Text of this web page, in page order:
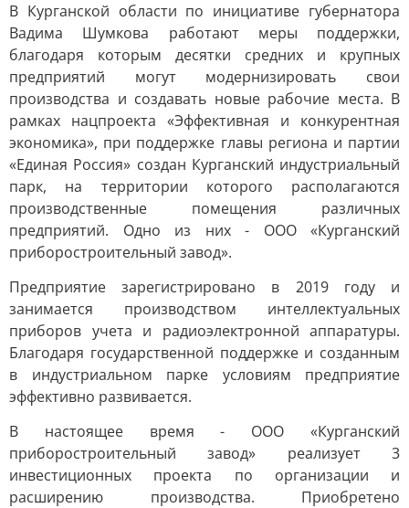
В Курганской области по инициативе губернатора
Вадима Шумкова работают меры поддержки,
благодаря которым десятки средних и крупных
предприятий могут модернизировать свои
производства и создавать новые рабочие места. В
рамках нацпроекта «Эффективная и конкурентная
экономика», при поддержке главы региона и партии
«Единая Россия» создан Курганский индустриальный
парк, на территории которого располагаются
производственные помещения различных
предприятий. Одно из них - ООО «Курганский
приборостроительный завод».
Предприятие зарегистрировано в 2019 году и
занимается производством интеллектуальных
приборов учета и радиоэлектронной аппаратуры.
Благодаря государственной поддержке и созданным
в индустриальном парке условиям предприятие
эффективно развивается.
В настоящее время - ООО «Курганский
приборостроительный завод» реализует 3
инвестиционных проекта по организации и
расширению производства. Приобретено